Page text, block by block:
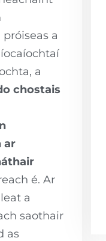
a
a
chostais
ar
é. Ar
a
saothair
as